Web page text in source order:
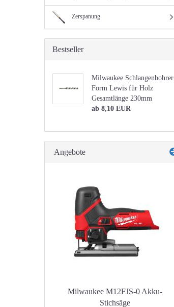
Zerspanung
Bestseller
Milwaukee Schlangenbohrer
Form Lewis für Holz
Gesamtlänge 230mm
ab 8,10 EUR
Angebote
Milwaukee M12FJS-0 Akku-
Stichsäge